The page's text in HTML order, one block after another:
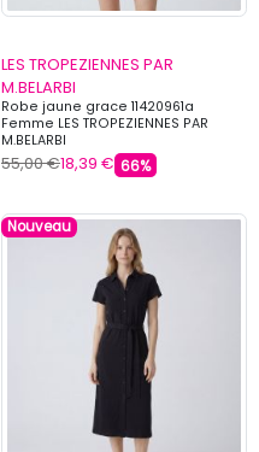
LES TROPEZIENNES PAR
M.BELARBI
Robe jaune grace 11420961a
Femme LES TROPEZIENNES PAR
M.BELARBI
55,00 €18,39 € 66%
Nouveau